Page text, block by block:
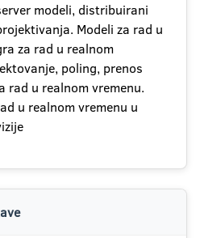
modeli, distribuirani
Modeli za rad u
za rad u realnom
poling, prenos
rad u realnom vremenu.
u realnom vremenu u